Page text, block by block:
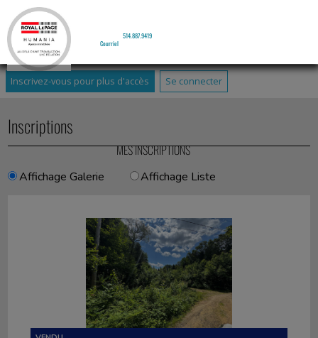
Inscrivez-vous pour plus d'accès Se connecter
514.887.9419
Courriel
Inscriptions
MES INSCRIPTIONS
Affichage Galerie Affichage Liste